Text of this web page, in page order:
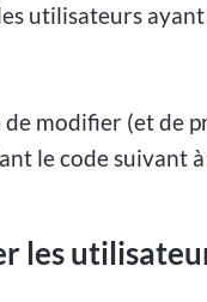
utilisateurs
modifier (et de
le code suivant
les